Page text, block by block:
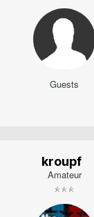
Guests
kroupf
Amateur